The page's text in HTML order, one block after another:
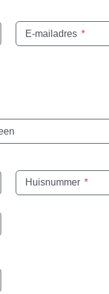
E-mailadres *
Huisnummer *